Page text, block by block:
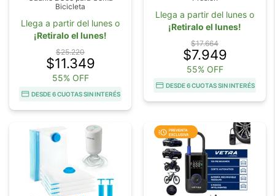
Bicicleta
Llega a partir del lunes o
¡Retiralo el lunes!
$25.220
$11.349
55% OFF
DESDE 6 CUOTAS SIN INTERÉS
Llega a partir del lunes o
¡Retiralo el lunes!
$17.664
$7.949
55% OFF
DESDE 6 CUOTAS SIN INTERÉS